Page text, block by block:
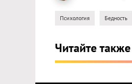
Психология Бедность
Читайте также